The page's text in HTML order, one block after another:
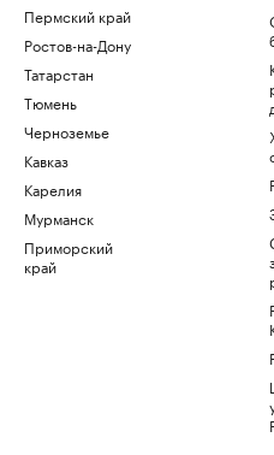
Пермский край
Ростов-на-Дону
Татарстан
Тюмень
Черноземье
Кавказ
Карелия
Мурманск
Приморский
край